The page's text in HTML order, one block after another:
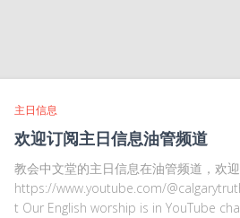
主日信息
欢迎订阅主日信息油管频道
教会中文堂的主日信息在油管频道，欢迎
https://www.youtube.com/
t Our English worship is in YouTube